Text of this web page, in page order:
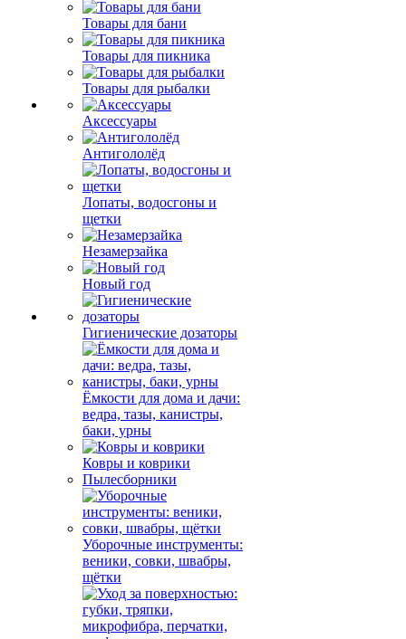
Товары для бани
Товары для пикника
Товары для рыбалки
Аксессуары
Антигололёд
Лопаты, водосгоны и
щетки
Незамерзайка
Новый год
Гигиенические дозаторы
Ёмкости для дома и дачи:
ведра, тазы, канистры,
баки, урны
Ковры и коврики
Пылесборники
Уборочные инструменты:
веники, совки, швабры,
щётки